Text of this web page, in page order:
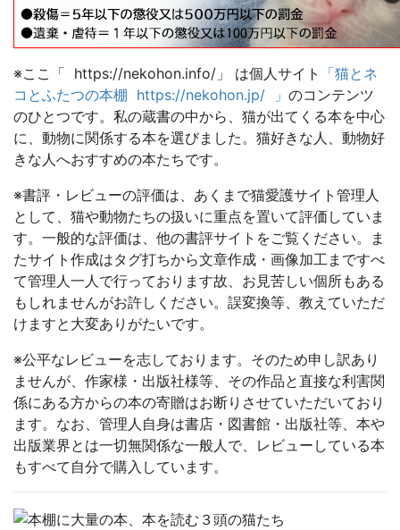
※ここ「 https://nekohon.info/」 は個人サイト
「猫とネ
コとふたつの本棚 https://nekohon.jp/ 」 のコンテンツ
のひとつです。私の蔵書の中から、猫が出てくる本を中心
に、動物に関係する本を選びました。猫好きな人、動物好
きな人へおすすめの本たちです。
※書評・レビューの評価は、あくまで猫愛護サイト管理人
として、猫や動物たちの扱いに重点を置いて評価していま
す。一般的な評価は、他の書評サイトをご覧ください。ま
たサイト作成はタグ打ちから文章作成・画像加工まですべ
て管理人一人で行っております故、お見苦しい個所もある
もしれませんがお許しください。誤変換等、教えていただ
けますと大変ありがたいです。
※公平なレビューを志しております。そのため申し訳あり
ませんが、作家様・出版社様等、その作品と直接な利害関
係にある方からの本の寄贈はお断りさせていただいており
ます。なお、管理人自身は書店・図書館・出版社等、本や
出版業界とは一切無関係な一般人で、レビューしている本
もすべて自分で購入しています。